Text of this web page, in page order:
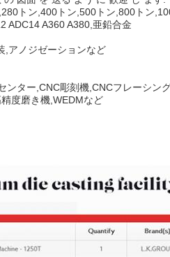
トン,400トン,500トン,800トン
ADC14 A360 A380,亜鉛合金
,アノジゼーションなど
ンター,CNC彫刻機,CNCフレーシン
度磨き機,WEDMなど